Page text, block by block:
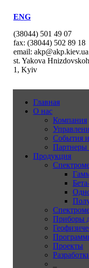
ENG
(38044) 501 49 07
fax: (38044) 502 89 18
email: akp@akp.kiev.ua
st. Yakova
1, Kyiv
Главная
О нас
Компания
События
Партнеры
Продукция
Приборы
Проекты